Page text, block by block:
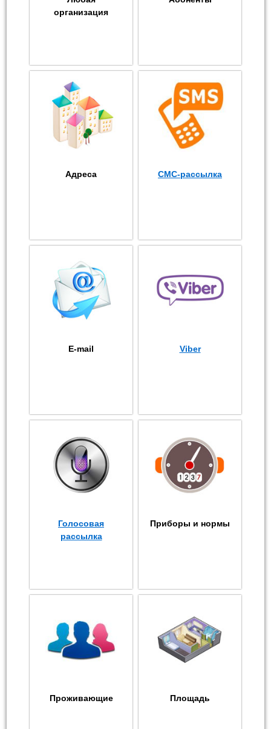
организация
Адреса СМС-рассылка
E-mail Viber
Голосовая
рассылка
Приборы и нормы
Проживающие Площадь